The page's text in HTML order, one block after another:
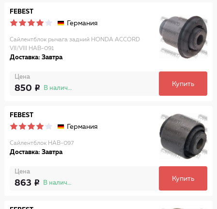
FEBEST
Германия
Сайлентблок рычага задний HONDA ACCORD
VII/VIII HAB-091
Доставка: Завтра
Цена
850 В наличии
Купить
FEBEST
Германия
Сайлентблок HAB-097
Доставка: Завтра
Цена
863 В наличии
Купить